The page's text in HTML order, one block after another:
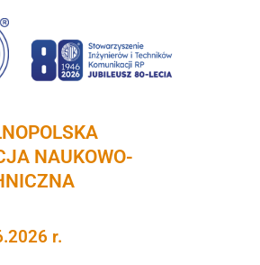
NAUKOWO-
r.